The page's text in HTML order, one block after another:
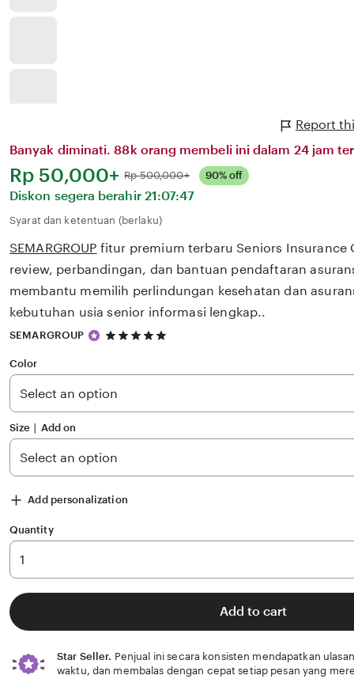
Report
Banyak diminati. 88k orang membeli ini dalam 24 jam
Harga:
Rp 50,000+ Normal:
Rp 500,000+ 90% off
Diskon segera berahir 21:07:47
Syarat dan ketentuan (berlaku)
SEMARGROUP fitur premium terbaru Seniors Insurance
review, perbandingan, dan bantuan pendaftaran
membantu memilih perlindungan kesehatan dan
kebutuhan usia senior informasi lengkap..
SEMARGROUP
5
5
stars
Color
Size ∣ Add on
Add personalization
Quantity
Add to cart
Star Seller. Penjual ini secara konsisten mendapatkan
waktu, dan membalas dengan cepat setiap pesan yang